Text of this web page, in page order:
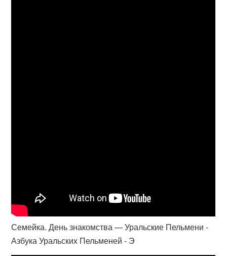
Семейка. День знакомства — Уральские Пельмени -
Азбука Уральских Пельменей - Э